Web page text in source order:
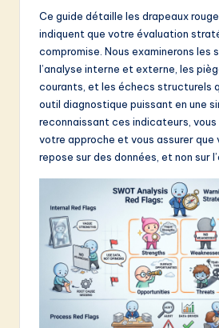
A
&
S
o
Ce guide détaille les drapeaux
indiquent que votre évaluation
compromise. Nous examinerons les
l’analyse interne et externe, les
courants, et les échecs structurels
outil diagnostique puissant en une
reconnaissant ces indicateurs,
votre approche et vous assurer
repose sur des données, et non sur